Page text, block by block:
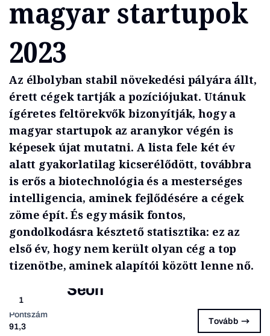
magyar startupok
2023
Az élbolyban stabil növekedési pályára állt,
érett cégek tart­ják a pozíciójukat. Utánuk
ígéretes feltörekvők bizonyítják, hogy a
magyar startupok az aranykor végén is
képesek újat mutatni. A lista fele két év
alatt gyakorlatilag kicserélődött, továbbra
is erős a biotechnológia és a mesterséges
intelli­gencia, aminek fejlődésére a cégek
zöme épít. És egy másik fontos,
gondolkodásra késztető statisztika: ez az
első év, hogy nem került olyan cég a top
tizenötbe, aminek alapítói között lenne nő.
1
Seon
Pontszám
91,3
Tovább